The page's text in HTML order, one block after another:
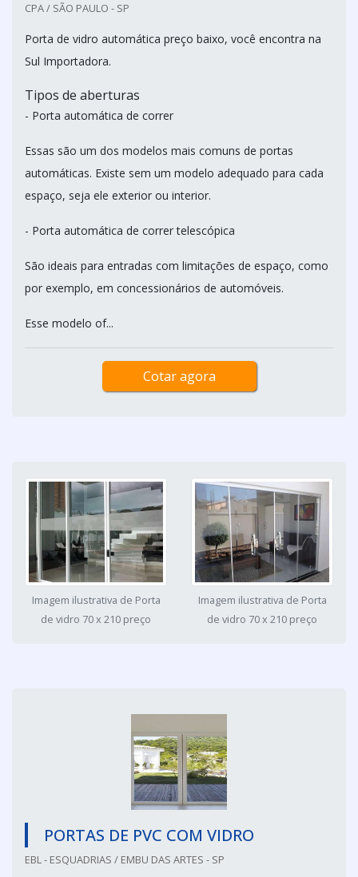
CPA / SÃO PAULO - SP
Porta de vidro automática preço baixo, você encontra na
Sul Importadora.
Tipos de aberturas
- Porta automática de correr
Essas são um dos modelos mais comuns de portas
automáticas. Existe sem um modelo adequado para cada
espaço, seja ele exterior ou interior.
- Porta automática de correr telescópica
São ideais para entradas com limitações de espaço, como
por exemplo, em concessionários de automóveis.
Esse modelo of...
Cotar agora
Imagem ilustrativa de Porta
de vidro 70 x 210 preço
Imagem ilustrativa de Porta
de vidro 70 x 210 preço
PORTAS DE PVC COM VIDRO
EBL - ESQUADRIAS / EMBU DAS ARTES - SP